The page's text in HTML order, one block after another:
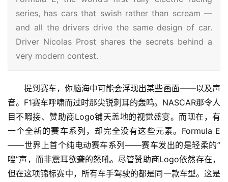
series, has cars that swish rather than scream —
and all the drivers drive the same design of car.
Driver Nicolas Prost shares the secrets behind a
very modern contest.
提到赛车，你脑海中可能会浮现出某些画面——以及声
音。F1赛车呼啸而过时那尖锐刺耳的轰鸣。NASCAR那令人
目不暇接、赞助商Logo铺天盖地的视觉盛宴。而现在，有
一个全新的赛车系列，却完全没有这些元素。Formula E
——世界上首个纯电动赛车系列——赛车发出的是轻柔的”
嗖”声，而非震耳欲聋的怒吼。尽管赞助商Logo依然存在，
但在这项锦标赛中，所有车手驾驶的都是同一款车型。这是